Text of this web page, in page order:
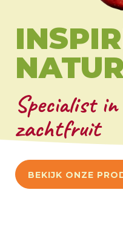
Specialist
zachtfruit
BEKIJK ONZE